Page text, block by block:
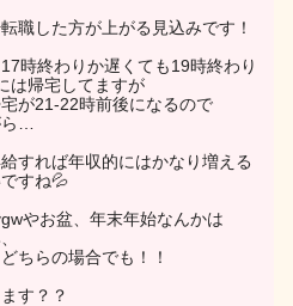
職した方が上がる見込みです！
時終わりか遅くても19時終わり
は帰宅してますが
が21-22時前後になるので
…
すれば年収的にはかなり増える
すね💦
やお盆、年末年始なんかは
ちらの場合でも！！
す？？